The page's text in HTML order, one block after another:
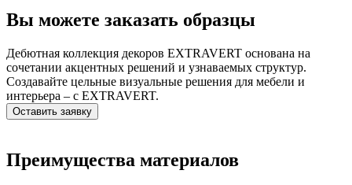
Вы можете заказать образцы
Дебютная коллекция декоров EXTRAVERT основана на
сочетании акцентных решений и узнаваемых структур.
Создавайте цельные визуальные решения для мебели и
интерьера – с EXTRAVERT.
Оставить заявку
Преимущества материалов